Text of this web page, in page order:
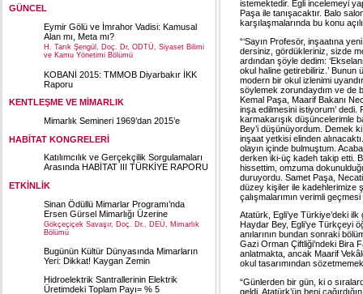
GÜNCEL
Eymir Gölü ve İmrahor Vadisi: Kamusal
Alan mı, Meta mı?
H. Tarık Şengül, Doç. Dr, ODTÜ, Siyaset Bilimi
ve Kamu Yönetimi Bölümü
KOBANİ 2015: TMMOB Diyarbakır İKK
Raporu
KENTLEŞME VE MİMARLIK
Mimarlık Semineri 1969’dan 2015’e
HABİTAT KONGRELERİ
Katılımcılık ve Gerçekçilik Sorgulamaları
Arasında HABİTAT III TÜRKİYE RAPORU
ETKİNLİK
Sinan Ödüllü Mimarlar Programı’nda
Ersen Gürsel Mimarlığı Üzerine
Gökçeçiçek Savaşır, Doç. Dr., DEÜ, Mimarlık
Bölümü
Bugünün Kültür Dünyasında Mimarların
Yeri: Dikkat! Kaygan Zemin
Hidroelektrik Santrallerinin Elektrik
Üretimdeki Toplam Payı= % 5
istemektedir. Egli incelemeyi
Paşa ile tanışacaktır. Balo
karşılaşmalarında bu konu
“‘Sayın Profesör, inşaatına
dersiniz, gördükleriniz, sizde
ardından şöyle dedim:
okul haline getirebiliriz.’
modern bir okul izlenimi
söylemek zorundaydım ve de
Kemal Paşa, Maarif Bakanı
inşa edilmesini istiyorum’
karmakarışık düşüncelerimle
Bey’i düşünüyordum. Demek
inşaat yetkisi elinden
olayın içinde bulmuştum.
derken iki-üç kadeh takip etti.
hissettim, omzuma
duruyordu. Samet Paşa,
düzey kişiler ile kadehlerimize
çalışmalarımın verimli geçmesi
Atatürk, Egli’ye Türkiye’deki
Haydar Bey, Egli’ye Türkçeyi
anılarının bundan sonraki
Gazi Orman Çiftliği’ndeki Bira
anlatmakta, ancak Maarif
okul tasarımından
“Günlerden bir gün, ki o
geldi, Atatürk’ün beni